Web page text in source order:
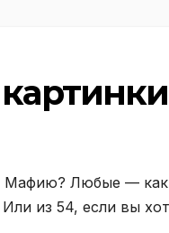
Мафию? Любые —
из 54, если вы